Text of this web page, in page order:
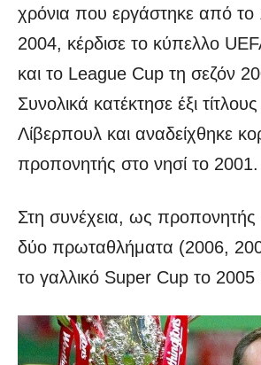
χρόνια που εργάστηκε από
2004, κέρδισε το κύπελλο
και το League Cup τη σεζόν
Συνολικά κατέκτησε έξι
Λίβερπουλ και αναδείχθηκε
προπονητής στο νησί το 2001.
Στη συνέχεια, ως προπονητής
δύο πρωταθλήματα (2006,
το γαλλικό Super Cup το 2005